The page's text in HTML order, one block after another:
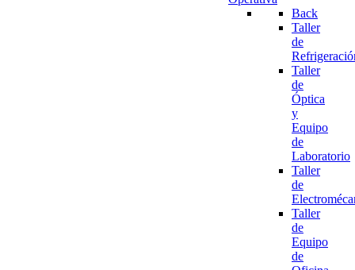
Back
Taller
de
Taller
de
Óptica
y
Equipo
de
Laboratorio
Taller
de
Taller
de
Equipo
de